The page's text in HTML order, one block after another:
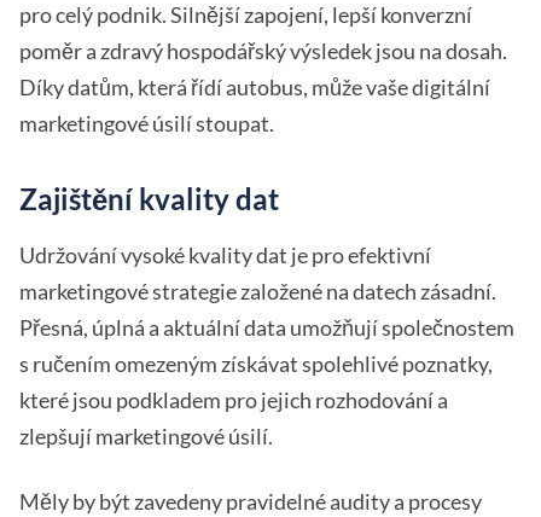
pro celý podnik. Silnější zapojení, lepší konverzní
poměr a zdravý hospodářský výsledek jsou na dosah.
Díky datům, která řídí autobus, může vaše digitální
marketingové úsilí stoupat.
Zajištění kvality dat
Udržování vysoké kvality dat je pro efektivní
marketingové strategie založené na datech zásadní.
Přesná, úplná a aktuální data umožňují společnostem
s ručením omezeným získávat spolehlivé poznatky,
které jsou podkladem pro jejich rozhodování a
zlepšují marketingové úsilí.
Měly by být zavedeny pravidelné audity a procesy